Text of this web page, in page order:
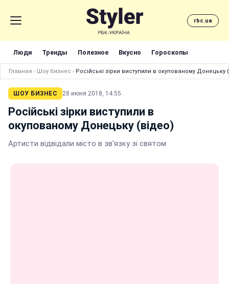
rbc.ua
Люди Тренды Полезное Вкусно Гороскопы
Главная › Шоу бизнес › Російські зірки виступили в окупованому Донецьку
ШОУ БИЗНЕС 28 июня 2018, 14:55
Російські зірки виступили в
окупованому Донецьку (відео)
Артисти відвідали місто в зв'язку зі святом